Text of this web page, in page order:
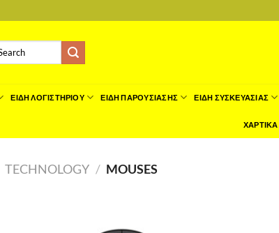
ΕΙΔΗ ΛΟΓΙΣΤΗΡΙΟΥ ΕΙΔΗ ΠΑΡΟΥΣΙΑΣΗΣ ΕΙΔΗ ΣΥΣΚΕΥΑΣΙΑΣ
ΧΑΡΤΙΚΑ
TECHNOLOGY / MOUSES